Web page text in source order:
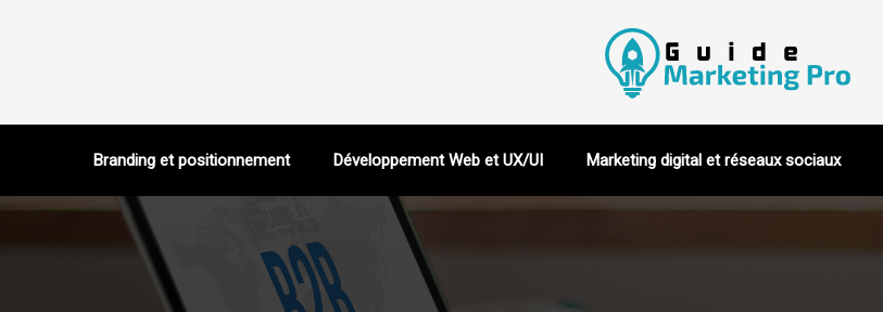
Branding et positionnement Développement Web et UX/UI Marketing digital et réseaux sociaux